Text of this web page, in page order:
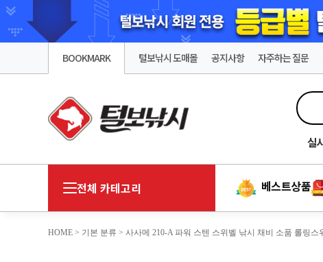
BOOKMARK 털보낚시 도매몰 공지사항 자주하는 질문
실
전체 카테고리 베스트상품
HOME > 기본 분류 > 사사메 210-A 파워 스텐 스위벨 낚시 채비 소품 롤링스